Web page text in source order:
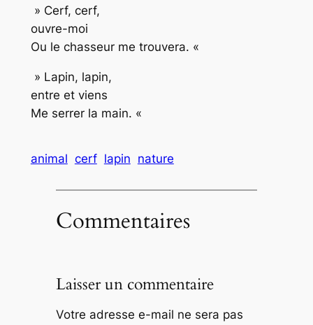
» Cerf, cerf,
ouvre-moi
Ou le chasseur me trouvera. «
» Lapin, lapin,
entre et viens
Me serrer la main. «
animal cerf lapin nature
Commentaires
Laisser un commentaire
Votre adresse e-mail ne sera pas